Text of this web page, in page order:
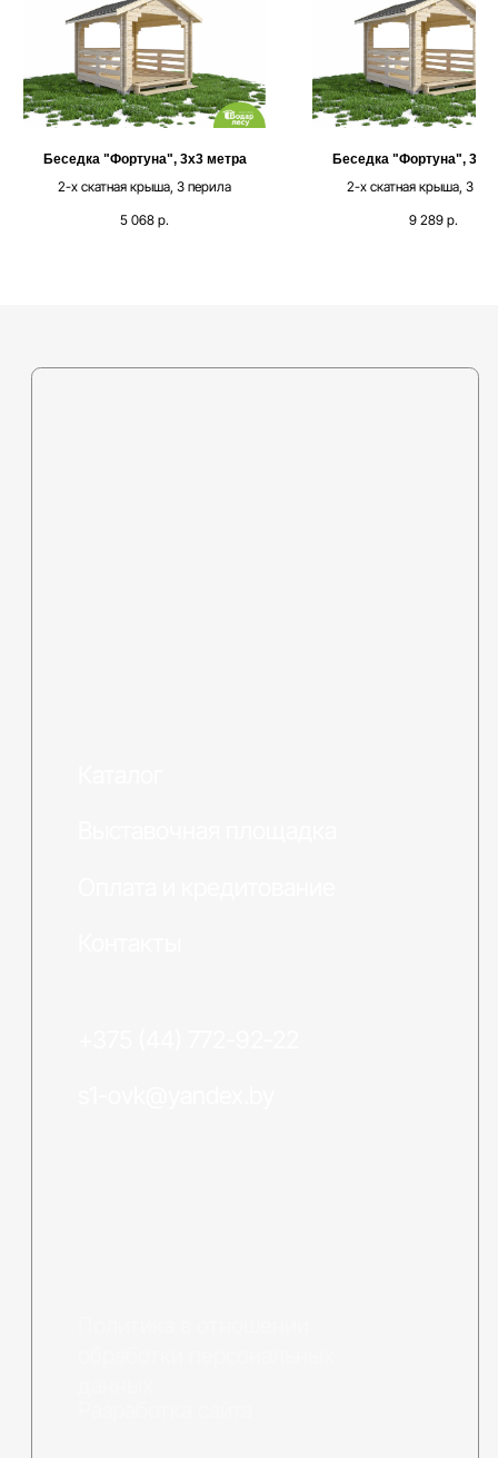
Беседка "Фортуна", 3х3 метра
2-х скатная крыша, 3 перила
5 068 р.
Беседка "Фортуна", 3х3
2-х скатная крыша, 3
9 289 р.
Политика в отношении
Выставочная площадка
Оплата и кредитование
Контакты
+375 (44) 772-92-22
s1-ovk@yandex.by